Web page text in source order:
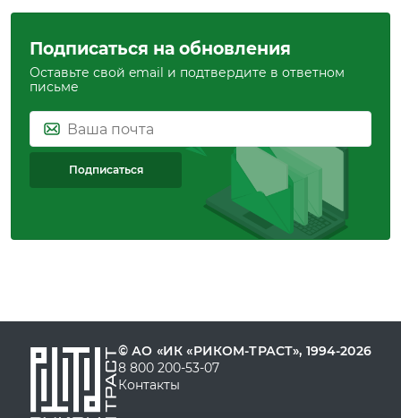
Подписаться на обновления
Оставьте свой email и подтвердите в ответном
письме
Подписаться
© АО «ИК «РИКОМ-ТРАСТ», 1994-2026
8 800 200-53-07
Контакты